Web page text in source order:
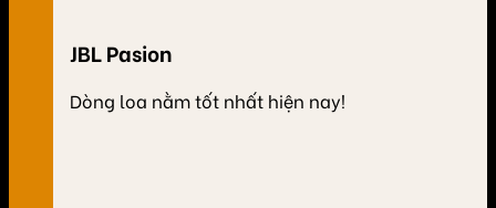
JBL Pasion
Dòng loa nằm tốt nhất hiện nay!